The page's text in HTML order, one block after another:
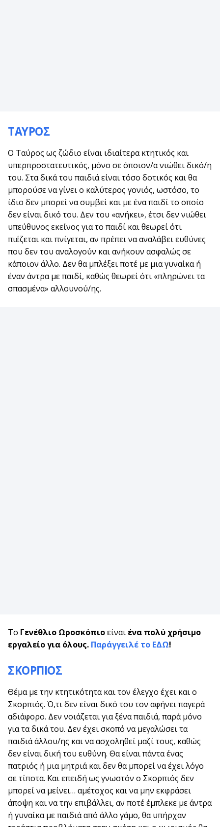
ΤΑΥΡΟΣ
Ο Ταύρος ως ζώδιο είναι ιδιαίτερα κτητικός και
υπερπροστατευτικός, μόνο σε όποιον/α νιώθει δικό/η
του. Στα δικά του παιδιά είναι τόσο δοτικός και θα
μπορούσε να γίνει ο καλύτερος γονιός, ωστόσο, το
ίδιο δεν μπορεί να συμβεί και με ένα παιδί το οποίο
δεν είναι δικό του. Δεν του «ανήκει», έτσι δεν νιώθει
υπεύθυνος εκείνος για το παιδί και θεωρεί ότι
πιέζεται και πνίγεται, αν πρέπει να αναλάβει ευθύνες
που δεν του αναλογούν και ανήκουν ασφαλώς σε
κάποιον άλλο. Δεν θα μπλέξει ποτέ με μια γυναίκα ή
έναν άντρα με παιδί, καθώς θεωρεί ότι «πληρώνει τα
σπασμένα» αλλουνού/ης.
Το Γενέθλιο Ωροσκόπιοείναι ένα πολύ χρήσιμο
εργαλείο για όλους. Παράγγειλέ το ΕΔΩ!
ΣΚΟΡΠΙΟΣ
Θέμα με την κτητικότητα και τον έλεγχο έχει και ο
Σκορπιός. Ό,τι δεν είναι δικό του τον αφήνει παγερά
αδιάφορο. Δεν νοιάζεται για ξένα παιδιά, παρά μόνο
για τα δικά του. Δεν έχει σκοπό να μεγαλώσει τα
παιδιά άλλου/ης και να ασχοληθεί μαζί τους, καθώς
δεν είναι δική του ευθύνη. Θα είναι πάντα ένας
πατριός ή μια μητριά και δεν θα μπορεί να έχει λόγο
σε τίποτα. Και επειδή ως γνωστόν ο Σκορπιός δεν
μπορεί να μείνει… αμέτοχος και να μην εκφράσει
άποψη και να την επιβάλλει, αν ποτέ έμπλεκε με άντρα
ή γυναίκα με παιδιά από άλλο γάμο, θα υπήρχαν